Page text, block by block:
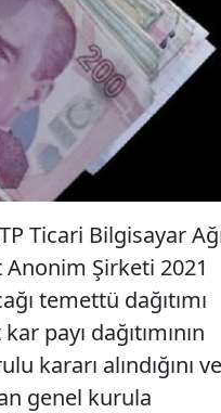
Ticari Bilgisayar
Şirketi 2021
temettü dağıtımı
payı dağıtımının
kararı alındığını ve
genel kurula